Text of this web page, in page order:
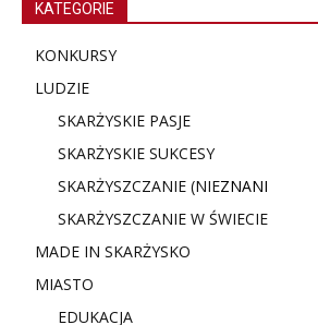
KATEGORIE
KONKURSY
LUDZIE
SKARŻYSKIE PASJE
SKARŻYSKIE SUKCESY
SKARŻYSZCZANIE (NIEZNANI
SKARŻYSZCZANIE W ŚWIECIE
MADE IN SKARŻYSKO
MIASTO
EDUKACJA